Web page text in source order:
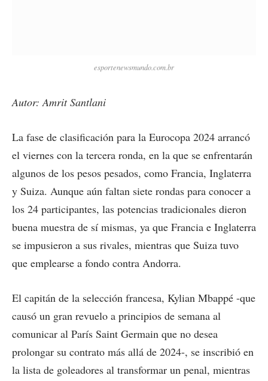
esportenewsmundo.com.br
Autor: Amrit Santlani
La fase de clasificación para la Eurocopa 2024 arrancó
el viernes con la tercera ronda, en la que se enfrentarán
algunos de los pesos pesados, como Francia, Inglaterra
y Suiza. Aunque aún faltan siete rondas para conocer a
los 24 participantes, las potencias tradicionales dieron
buena muestra de sí mismas, ya que Francia e Inglaterra
se impusieron a sus rivales, mientras que Suiza tuvo
que emplearse a fondo contra Andorra.
El capitán de la selección francesa, Kylian Mbappé -que
causó un gran revuelo a principios de semana al
comunicar al París Saint Germain que no desea
prolongar su contrato más allá de 2024-, se inscribió en
la lista de goleadores al transformar un penal, mientras